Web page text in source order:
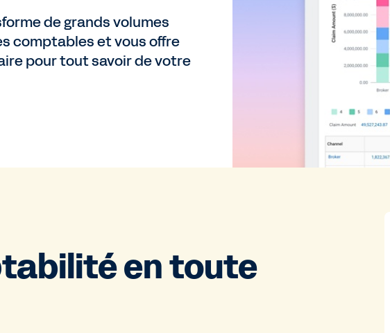
de grands volumes
comptables et vous offre
pour tout savoir de votre
en toute